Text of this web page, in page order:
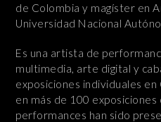
de Colombia y magíster en
Universidad Nacional
Es una artista de
multimedia, arte digital y
exposiciones individuales
en más de 100 exposiciones
performances han sido